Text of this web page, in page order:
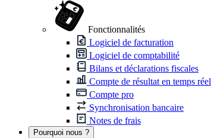
Fonctionnalités
Logiciel de facturation
Logiciel de comptabilité
Bilans et déclarations fiscales
Compte de résultat en temps réel
Compte pro
Synchronisation bancaire
Notes de frais
Pourquoi nous ?